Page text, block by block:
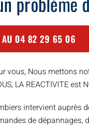
04 82 29 65 06
vous, Nous mettons
LA REACTIVITE est
intervient auprès
de dépannages,